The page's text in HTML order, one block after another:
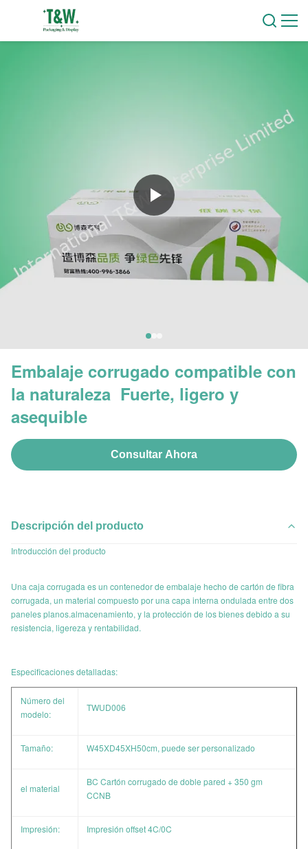
Embalaje corrugado compatible con
la naturaleza ️ Fuerte, ligero y
asequible
Consultar Ahora
Descripción del producto
Introducción del producto
Una caja corrugada es un contenedor de embalaje hecho de cartón de fibra
corrugada, un material compuesto por una capa interna ondulada entre dos
paneles planos.almacenamiento, y la protección de los bienes debido a su
resistencia, ligereza y rentabilidad.
Especificaciones detalladas:
Número del
modelo:
TWUD006
Tamaño: W45XD45XH50cm, puede ser personalizado
el material
BC Cartón corrugado de doble pared + 350 gm
CCNB
Impresión: Impresión offset 4C/0C